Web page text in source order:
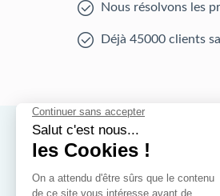
Nous résolvons les
Déjà 45000 clients